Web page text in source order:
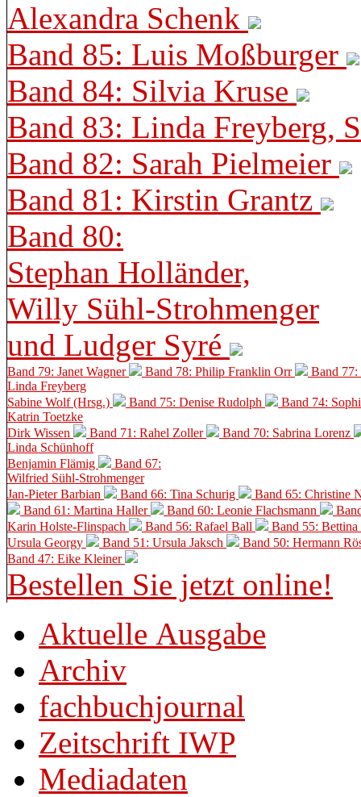
Alexandra Schenk
Band 85: Luis Moßburger
Band 84: Silvia Kruse
Band 83: Linda Freyberg,
Band 82: Sarah Pielmeier
Band 81: Kirstin Grantz
Band 80:
Stephan Holländer,
Willy Sühl-Strohmenger
und Ludger Syré
Band 79: Janet Wagner Band 78: Philip Franklin Orr
Band
Linda Freyberg
Sabine Wolf (Hrsg.)
Band 75: Denise Rudolph
Band 74:
Katrin Toetzke
Dirk Wissen
Band 71: Rahel Zoller
Band 70: Sabrina Lorenz
Linda Schünhoff
Benjamin Flämig
Band 67:
Wilfried Sühl-Strohmenger
Jan-Pieter Barbian
Band 66: Tina Schurig
Band 65: Christine
Band 61: Martina Haller
Band 60: Leonie Flachsmann
Karin Holste-Flinspach
Band 56: Rafael Ball
Band 55:
Ursula Georgy
Band 51: Ursula Jaksch Band 50: Hermann
Band 47: Eike Kleiner
Bestellen Sie jetzt online!
Aktuelle Ausgabe
Archiv
fachbuchjournal
Zeitschrift IWP
Mediadaten